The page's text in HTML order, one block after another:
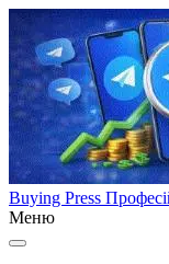
Buying Press
Меню